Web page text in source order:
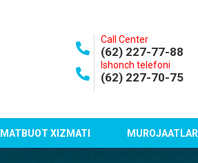
Call Center
(62) 227-77-88
Ishonch telefoni
(62) 227-70-75
MATBUOT XIZMATI MUROJAATLAR